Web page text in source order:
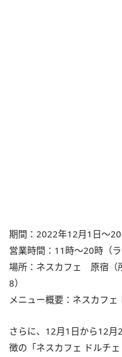
期間：2022年12月1日～
営業時間：11時～20時（ラ
場所：ネスカフェ 原宿（
8）
メニュー概要：ネスカフ
さらに、12月1日から12
徴の「ネスカフェ ドルチ